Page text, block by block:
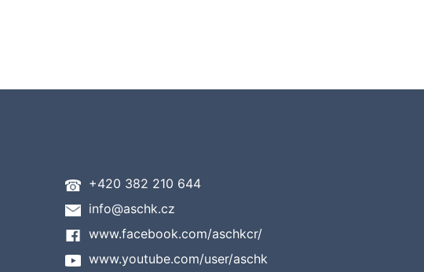
+420 382 210 644
info@aschk.cz
www.facebook.com/aschkcr/
www.youtube.com/user/aschk